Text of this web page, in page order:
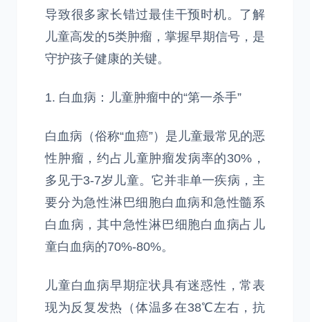
导致很多家长错过最佳干预时机。了解
儿童高发的5类肿瘤，掌握早期信号，是
守护孩子健康的关键。
1. 白血病：儿童肿瘤中的“第一杀手”
白血病（俗称“血癌”）是儿童最常见的恶
性肿瘤，约占儿童肿瘤发病率的30%，
多见于3-7岁儿童。它并非单一疾病，主
要分为急性淋巴细胞白血病和急性髓系
白血病，其中急性淋巴细胞白血病占儿
童白血病的70%-80%。
儿童白血病早期症状具有迷惑性，常表
现为反复发热（体温多在38℃左右，抗